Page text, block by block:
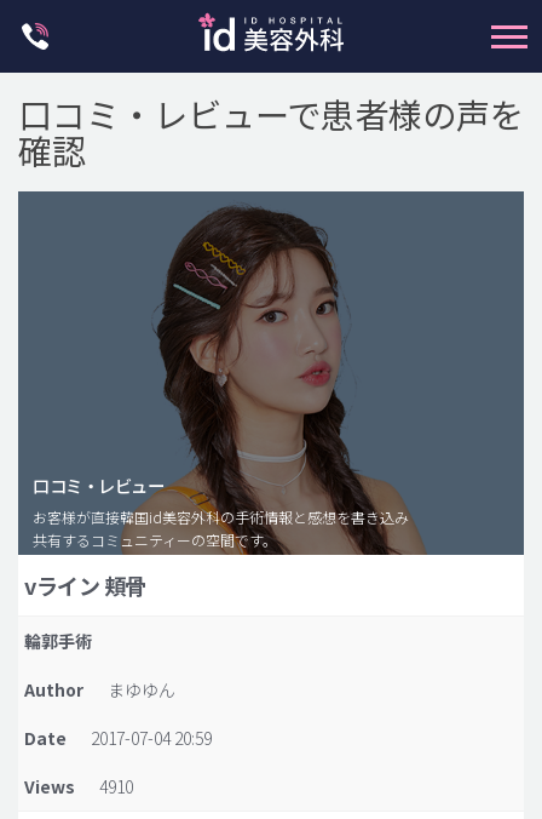
脂肪注入(アンチエイジング)
豊胸手術・バストアップ
プチ整形
脂肪吸引 (大容量)
病院紹介
安全整形
口コミ・レビューで患者様の声を
確認
口コミ・レビュー
お客様が直接韓国id美容外科の手術情報と感想を書き込み
共有するコミュニティーの空間です。
vライン 頬骨
輪郭手術
Author
まゆゆん
Date
2017-07-04 20:59
Views
4910